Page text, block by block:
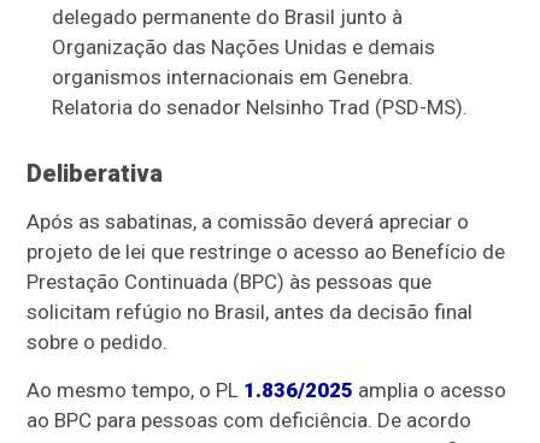
delegado permanente do Brasil junto à
Organização das Nações Unidas e demais
organismos internacionais em Genebra.
Relatoria do senador Nelsinho Trad (PSD-MS).
Deliberativa
Após as sabatinas, a comissão deverá apreciar o
projeto de lei que restringe o acesso ao Benefício de
Prestação Continuada (BPC) às pessoas que
solicitam refúgio no Brasil, antes da decisão final
sobre o pedido.
Ao mesmo tempo, o PL 1.836/2025 amplia o acesso
ao BPC para pessoas com deficiência. De acordo